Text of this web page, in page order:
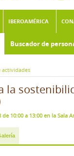
IBEROAMÉRICA
Buscador de
actividades
la
10:00 a 13:00 en la Sala